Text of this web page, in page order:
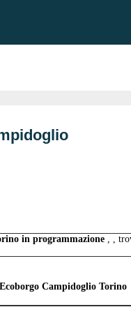
in programmazione , ,
Campidoglio Torino